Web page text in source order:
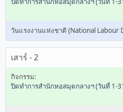
วันแรงงานแห่งชาติ (National Labour
เสาร์ - 2
ปิดทำการสำนักหอสมุดกลางฯ (วันที่ 1-